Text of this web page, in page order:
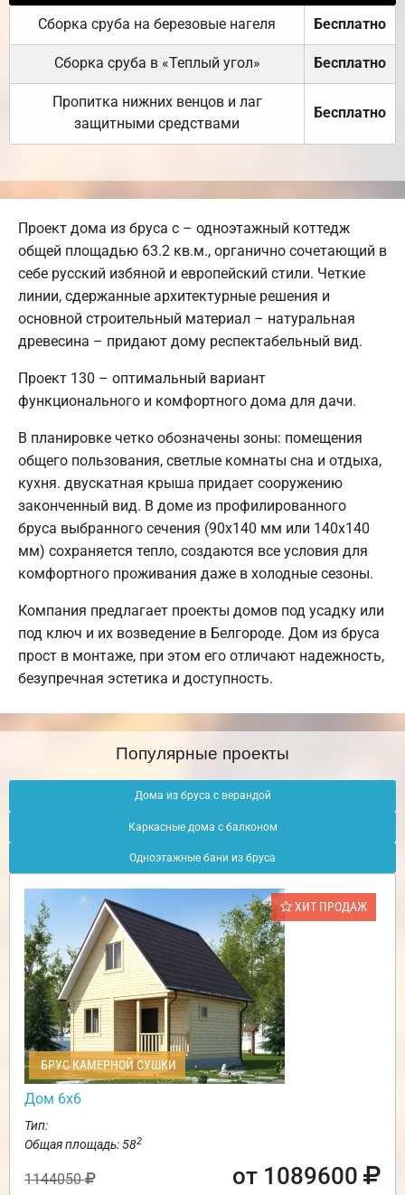
Сборка сруба на березовые нагеля Бесплатно
Сборка сруба в «Теплый угол» Бесплатно
Пропитка нижних венцов и лаг
защитными средствами
Бесплатно
Проект дома из бруса с – одноэтажный коттедж
общей площадью 63.2 кв.м., органично сочетающий в
себе русский избяной и европейский стили. Четкие
линии, сдержанные архитектурные решения и
основной строительный материал – натуральная
древесина – придают дому респектабельный вид.
Проект 130 – оптимальный вариант
функционального и комфортного дома для дачи.
В планировке четко обозначены зоны: помещения
общего пользования, светлые комнаты сна и отдыха,
кухня. двускатная крыша придает сооружению
законченный вид. В доме из профилированного
бруса выбранного сечения (90х140 мм или 140х140
мм) сохраняется тепло, создаются все условия для
комфортного проживания даже в холодные сезоны.
Компания предлагает проекты домов под усадку или
под ключ и их возведение в Белгороде. Дом из бруса
прост в монтаже, при этом его отличают надежность,
безупречная эстетика и доступность.
Популярные проекты
Дома из бруса с верандой
Каркасные дома с балконом
Одноэтажные бани из бруса
ХИТ ПРОДАЖ
БРУС КАМЕРНОЙ СУШКИ
Дом 6х6
Тип:
Общая площадь: 582
1144050 от 1089600